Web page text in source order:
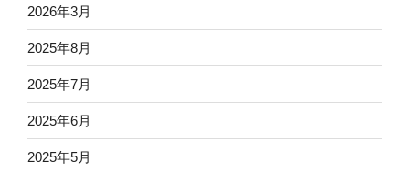
2026年3月
2025年8月
2025年7月
2025年6月
2025年5月